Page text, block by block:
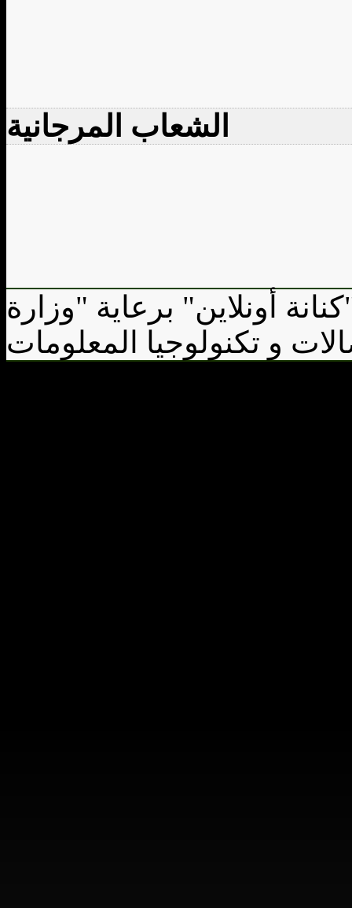
الشعاب المرجانية
أونلاين" برعاية "وزارة